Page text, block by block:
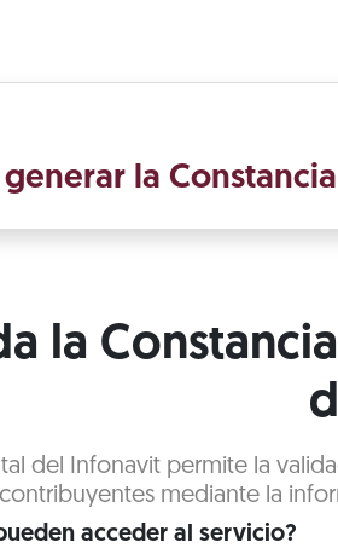
la
la
del Infonavit permite la
contribuyentes mediante la
acceder al servicio?